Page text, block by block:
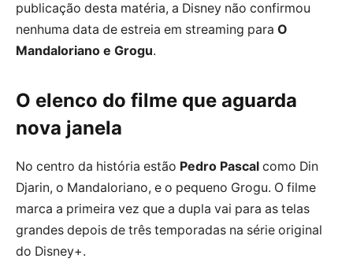
publicação desta matéria, a Disney não confirmou
nenhuma data de estreia em streaming para O
Mandaloriano e Grogu.
O elenco do filme que aguarda
nova janela
No centro da história estão Pedro Pascal como Din
Djarin, o Mandaloriano, e o pequeno Grogu. O filme
marca a primeira vez que a dupla vai para as telas
grandes depois de três temporadas na série original
do Disney+.